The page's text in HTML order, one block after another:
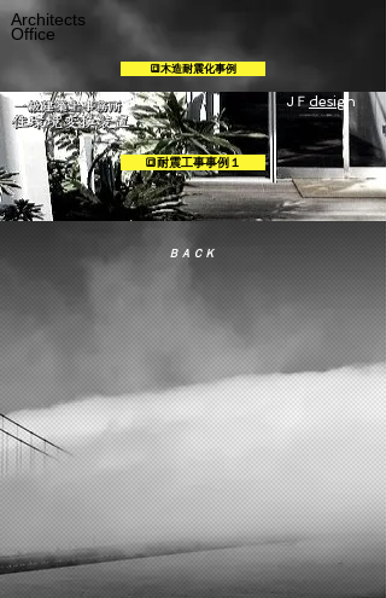
Architects
Office
🔳木造耐震化事例
JＦdesign
🔳耐震工事事例１
ＢＡＣＫ